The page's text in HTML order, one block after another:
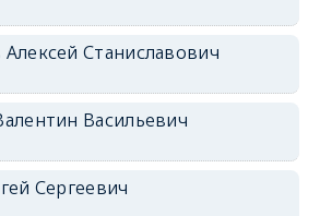
Станиславович
Васильевич
Сергеевич